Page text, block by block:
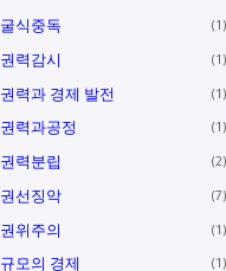
굴식중독 1
권력감시 1
권력과 경제 발전 1
권력과공정 1
권력분립 2
권선징악 7
권위주의 1
규모의 경제 1